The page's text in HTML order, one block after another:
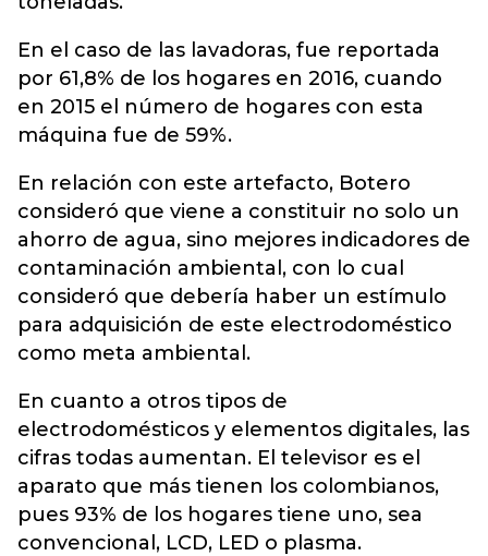
En el caso de las lavadoras, fue reportada
por 61,8% de los hogares en 2016, cuando
en 2015 el número de hogares con esta
máquina fue de 59%.
En relación con este artefacto, Botero
consideró que viene a constituir no solo un
ahorro de agua, sino mejores indicadores de
contaminación ambiental, con lo cual
consideró que debería haber un estímulo
para adquisición de este electrodoméstico
como meta ambiental.
En cuanto a otros tipos de
electrodomésticos y elementos digitales, las
cifras todas aumentan. El televisor es el
aparato que más tienen los colombianos,
pues 93% de los hogares tiene uno, sea
convencional, LCD, LED o plasma.